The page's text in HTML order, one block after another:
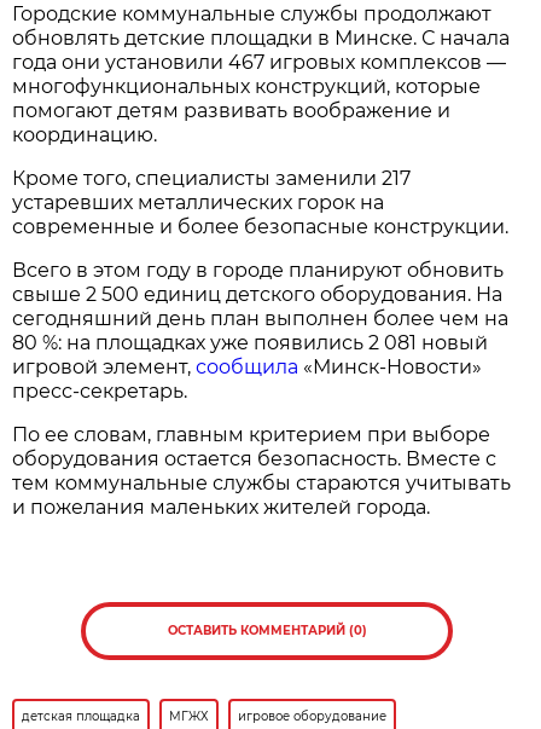
Городские коммунальные службы продолжают
обновлять детские площадки в Минске. С начала
года они установили 467 игровых комплексов —
многофункциональных конструкций, которые
помогают детям развивать воображение и
координацию.
Кроме того, специалисты заменили 217
устаревших металлических горок на
современные и более безопасные конструкции.
Всего в этом году в городе планируют обновить
свыше 2 500 единиц детского оборудования. На
сегодняшний день план выполнен более чем на
80 %: на площадках уже появились 2 081 новый
игровой элемент,сообщила «Минск-Новости»
пресс-секретарь.
По ее словам, главным критерием при выборе
оборудования остается безопасность. Вместе с
тем коммунальные службы стараются учитывать
и пожелания маленьких жителей города.
ОСТАВИТЬ КОММЕНТАРИЙ (0)
детская площадка МГЖХ игровое оборудование